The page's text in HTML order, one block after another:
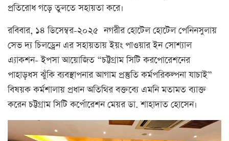
প্রতিরোধ গড়ে তুলতে সহায়তা করে।
রবিবার, ১৪ ডিসেম্বর-২০২৫ নগরীর হোটেল হোটেল পেনিনসুলায়
সেভ দ্য চিলড্রেন এর সহায়তায় ইয়ং পাওয়ার ইন সোশ্যাল
এ্যাকশন- ইপসা আয়োজিত “চট্টগ্রাম সিটি করপোরেশনের
পাহাড়ধস ঝুঁকি ব্যবস্থাপনার আগাম প্রস্তুতি কর্মপরিকল্পনা যাচাই”
বিষয়ক কর্মশালায় প্রধান অতিথির বক্তব্যে এমনি মতামত ব্যাক্ত
করেন চট্টগ্রাম সিটি কর্পোরেশন মেয়র ডা. শাহাদাত হোসেন।